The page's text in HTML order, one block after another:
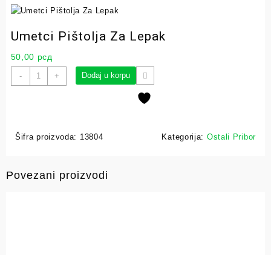
Umetci Pištolja Za Lepak
50,00 рсд
- + Dodaj u korpu
Šifra proizvoda: 13804 Kategorija: Ostali Pribor
Povezani proizvodi